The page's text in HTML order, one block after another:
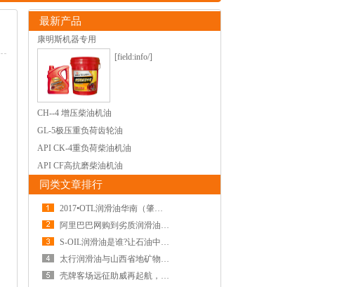
最新产品
康明斯机器专用
[field:info/]
CH--4 增压柴油机油
GL-5极压重负荷齿轮油
API CK-4重负荷柴油机油
API CF高抗磨柴油机油
同类文章排行
2017•OTL润滑油华南（肇庆）招商推介会成功召
阿里巴巴网购到劣质润滑油，造成损失280余万!
S-OIL润滑油是谁?让石油中的“巨无霸”——沙特
太行润滑油与山西省地矿物资总公司合作研讨会
壳牌客场远征助威再起航，千里跋涉只为心中激